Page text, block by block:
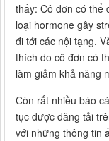
thấy: Cô đơn có thể
loại hormone gây
đi tới các nội tạng.
thích do cô đơn có
làm giảm khả năng
Còn rất nhiều báo
tục được đăng tải
với những thông tin